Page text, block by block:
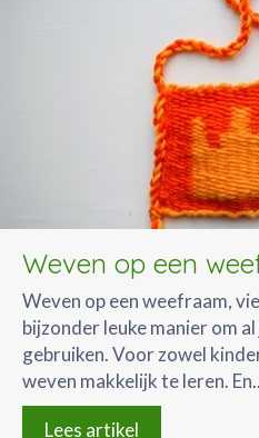
Weven op een
Weven op een weefraam,
bijzonder leuke manier om
gebruiken. Voor zowel
weven makkelijk te leren.
Lees artikel